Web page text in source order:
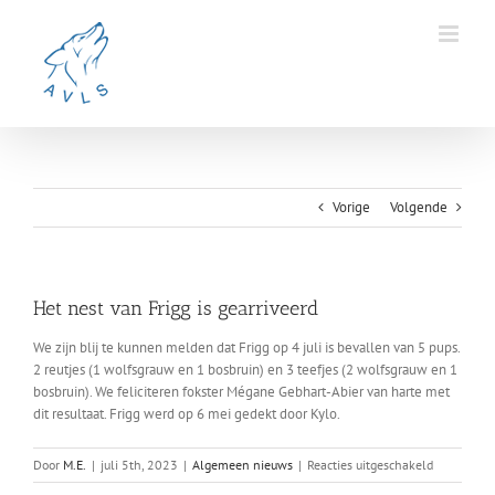
Vorige Volgende
Het nest van Frigg is gearriveerd
We zijn blij te kunnen melden dat Frigg op 4 juli is bevallen van 5 pups.
2 reutjes (1 wolfsgrauw en 1 bosbruin) en 3 teefjes (2 wolfsgrauw en 1
bosbruin). We feliciteren fokster Mégane Gebhart-Abier van harte met
dit resultaat. Frigg werd op 6 mei gedekt door Kylo.
Door M.E. | juli 5th, 2023 | Algemeen nieuws | Reacties uitgeschakeldvoor
Het